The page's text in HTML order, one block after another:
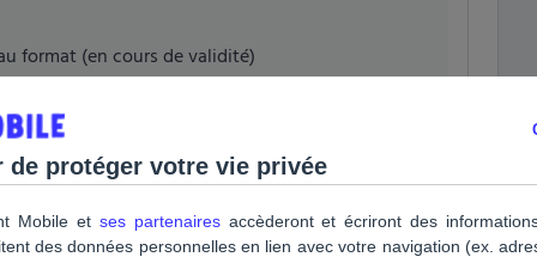
format (en cours de validité)
accepté
de protéger votre vie privée
Mobile et ses partenairesaccèderont et écriront des
des données personnelles en lien avec votre navigation (ex.